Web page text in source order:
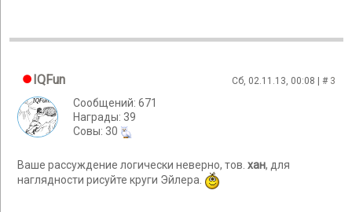
IQFun Сб, 02.11.13, 00:08 | # 3
Сообщений: 671
Награды: 39
Cовы: 30
Ваше рассуждение логически неверно, тов. хан, для
наглядности рисуйте круги Эйлера.